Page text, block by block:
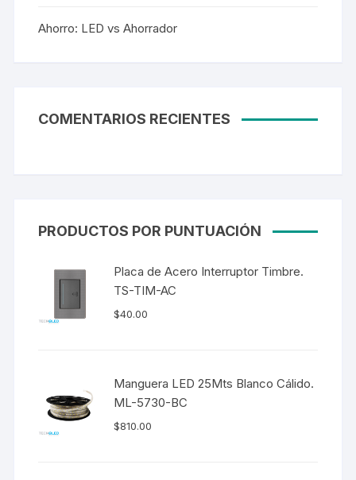
Ahorro: LED vs Ahorrador
COMENTARIOS RECIENTES
PRODUCTOS POR PUNTUACIÓN
Placa de Acero Interruptor Timbre.
TS-TIM-AC
$40.00
Manguera LED 25Mts Blanco Cálido.
ML-5730-BC
$810.00